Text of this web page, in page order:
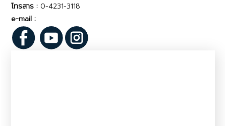
โทรสาร : 0-4231-3118
e-mail :